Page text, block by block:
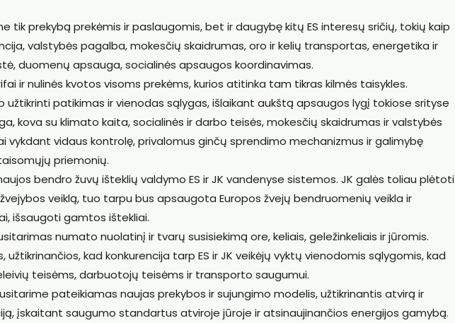
tik prekybą prekėmis ir paslaugomis, bet ir daugybę kitų ES interesų sričių, tokių kaip
valstybės pagalba, mokesčių skaidrumas, oro ir kelių transportas, energetika ir
duomenų apsauga, socialinės apsaugos koordinavimas.
ir nulinės kvotos visoms prekėms, kurios atitinka tam tikras kilmės taisykles.
užtikrinti patikimas ir vienodas sąlygas, išlaikant aukštą apsaugos lygį tokiose srityse
kova su klimato kaita, socialinės ir darbo teisės, mokesčių skaidrumas ir valstybės
vykdant vidaus kontrolę, privalomus ginčų sprendimo mechanizmus ir galimybę
priemonių.
bendro žuvų išteklių valdymo ES ir JK vandenyse sistemos. JK galės toliau plėtoti
veiklą, tuo tarpu bus apsaugota Europos žvejų bendruomenių veikla ir
išsaugoti gamtos ištekliai.
numato nuolatinį ir tvarų susisiekimą ore, keliais, geležinkeliais ir jūromis.
kad konkurencija tarp ES ir JK veikėjų vyktų vienodomis sąlygomis, kad
teisėms, darbuotojų teisėms ir transporto saugumui.
pateikiamas naujas prekybos ir sujungimo modelis, užtikrinantis atvirą ir
įskaitant saugumo standartus atviroje jūroje ir atsinaujinančios energijos gamybą.